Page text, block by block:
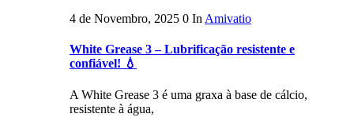
4 de Novembro, 2025 0 In Amivatio
White Grease 3 – Lubrificação resistente e
confiável! 💧
A White Grease 3 é uma graxa à base de cálcio,
resistente à água,